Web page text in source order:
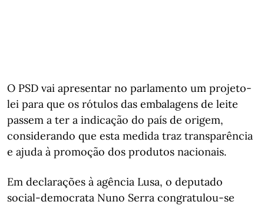
O PSD vai apresentar no parlamento um projeto-
lei para que os rótulos das embalagens de leite
passem a ter a indicação do país de origem,
considerando que esta medida traz transparência
e ajuda à promoção dos produtos nacionais.
Em declarações à agência Lusa, o deputado
social-democrata Nuno Serra congratulou-se